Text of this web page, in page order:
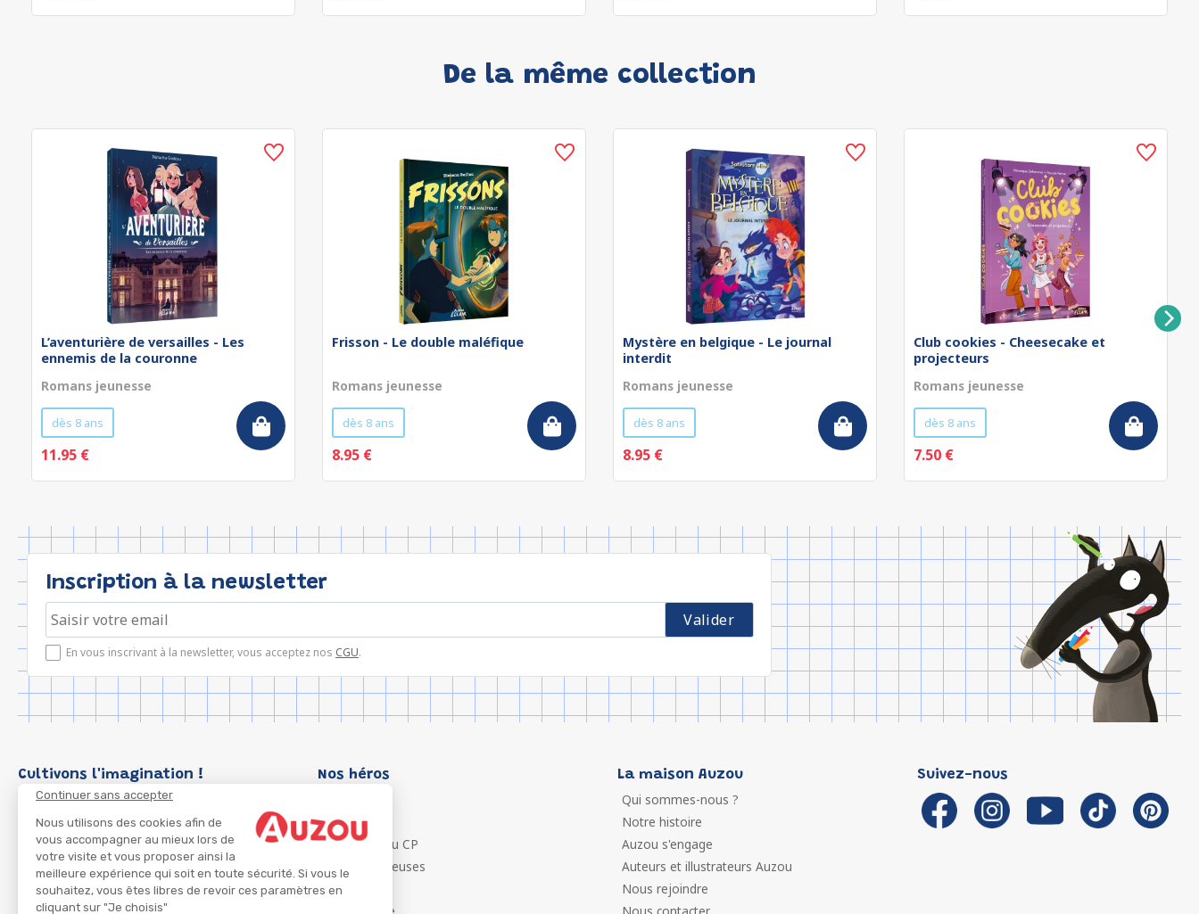
Continuer sans accepter
Nous utilisons des cookies afin de
vous accompagner au mieux lors de
votre visite et vous proposer ainsi la
meilleure expérience qui soit en toute sécurité. Si vous le
souhaitez, vous êtes libres de revoir ces paramètres en
cliquant sur "Je choisis"
De la même collection
L’aventurière de versailles - Les
ennemis de la couronne
Romans jeunesse
dès 8 ans
11.95 €
Frisson - Le double maléfique
Romans jeunesse
dès 8 ans
8.95 €
Mystère en belgique - Le journal
interdit
Romans jeunesse
dès 8 ans
8.95 €
Club cookies - Cheesecake et
projecteurs
Romans jeunesse
dès 8 ans
7.50 €
Inscription à la newsletter
En vous inscrivant à la newsletter, vous acceptez nos CGU.
Cultivons l'imagination ! Nos héros
P'tit Loup
Les Héros du CP
Les Influenceuses
Migali
La maison Auzou
Qui sommes-nous ?
Notre histoire
Auzou s'engage
Auteurs et illustrateurs Auzou
Nous rejoindre
Suivez-nous